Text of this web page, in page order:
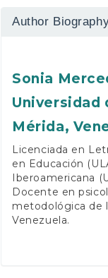
Author
Sonia
Universidad
Mérida,
Licenciada en
en Educación
Iberoamericana
Docente en
metodológica de
Venezuela.